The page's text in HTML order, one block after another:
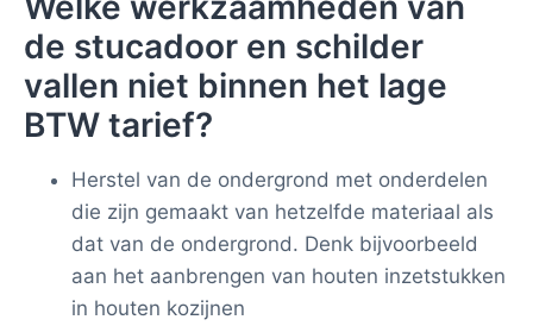
de stucadoor en schilder
vallen niet binnen het lage
BTW tarief?
Herstel van de ondergrond met onderdelen
die zijn gemaakt van hetzelfde materiaal als
dat van de ondergrond. Denk bijvoorbeeld
aan het aanbrengen van houten inzetstukken
in houten kozijnen